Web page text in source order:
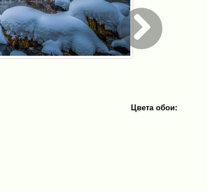
Цвета обои: